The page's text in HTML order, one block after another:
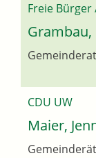
Freie Bürger
Grambau,
Gemeinderat
CDU UW
Maier,